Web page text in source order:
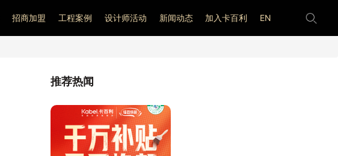
招商加盟 工程案例 设计师活动 新闻动态 加入卡百利 EN
推荐热闻